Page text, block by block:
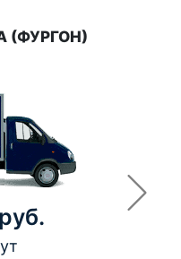
(ФУРГОН)